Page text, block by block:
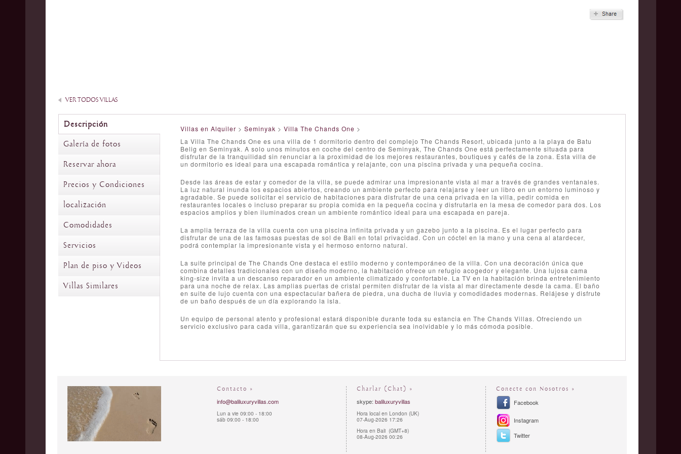
VER TODOS VILLAS
Descripción
Galería de fotos
Reservar ahora
Precios y Condiciones
localización
Comodidades
Servicios
Plan de piso y Videos
Villas Similares
Villas en Alquiler > Seminyak > Villa The Chands One >
La Villa The Chands One es una villa de 1 dormitorio dentro del complejo The Chands Resort, ubicada junto a la playa de Batu
Belig en Seminyak. A solo unos minutos en coche del centro de Seminyak, The Chands One está perfectamente situada para
disfrutar de la tranquilidad sin renunciar a la proximidad de los mejores restaurantes, boutiques y cafés de la zona. Esta villa de
un dormitorio es ideal para una escapada romántica y relajante, con una piscina privada y una pequeña cocina.
Desde las áreas de estar y comedor de la villa, se puede admirar una impresionante vista al mar a través de grandes ventanales.
La luz natural inunda los espacios abiertos, creando un ambiente perfecto para relajarse y leer un libro en un entorno luminoso y
agradable. Se puede solicitar el servicio de habitaciones para disfrutar de una cena privada en la villa, pedir comida en
restaurantes locales o incluso preparar su propia comida en la pequeña cocina y disfrutarla en la mesa de comedor para dos. Los
espacios amplios y bien iluminados crean un ambiente romántico ideal para una escapada en pareja.
La amplia terraza de la villa cuenta con una piscina infinita privada y un gazebo junto a la piscina. Es el lugar perfecto para
disfrutar de una de las famosas puestas de sol de Bali en total privacidad. Con un cóctel en la mano y una cena al atardecer,
podrá contemplar la impresionante vista y el hermoso entorno natural.
La suite principal de The Chands One destaca el estilo moderno y contemporáneo de la villa. Con una decoración única que
combina detalles tradicionales con un diseño moderno, la habitación ofrece un refugio acogedor y elegante. Una lujosa cama
king-size invita a un descanso reparador en un ambiente climatizado y confortable. La TV en la habitación brinda entretenimiento
para una noche de relax. Las amplias puertas de cristal permiten disfrutar de la vista al mar directamente desde la cama. El baño
en suite de lujo cuenta con una espectacular bañera de piedra, una ducha de lluvia y comodidades modernas. Relájese y disfrute
de un baño después de un día explorando la isla.
Un equipo de personal atento y profesional estará disponible durante toda su estancia en The Chands Villas. Ofreciendo un
servicio exclusivo para cada villa, garantizarán que su experiencia sea inolvidable y lo más cómoda posible.
Contacto »
info@baliluxuryvillas.com
Lun a vie 09:00 - 18:00
sáb 09:00 - 18:00
Charlar (Chat) »
skype: baliluxuryvillas
Hora local en London (UK)
07-Aug-2026 17:26
Hora en Bali (GMT+8)
08-Aug-2026 00:26
Conecte con Nosotros »
Facebook
Instagram
Twitter